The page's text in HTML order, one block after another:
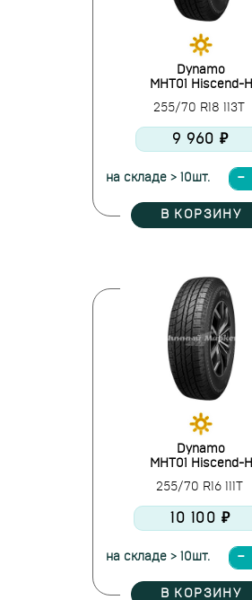
Dynamo
MHT01 Hiscend-H
255/70 R18 113T
9 960 ₽
на складе > 10шт.
В КОРЗИНУ
Dynamo
MHT01 Hiscend-H
255/70 R16 111T
10 100 ₽
на складе > 10шт.
В КОРЗИНУ